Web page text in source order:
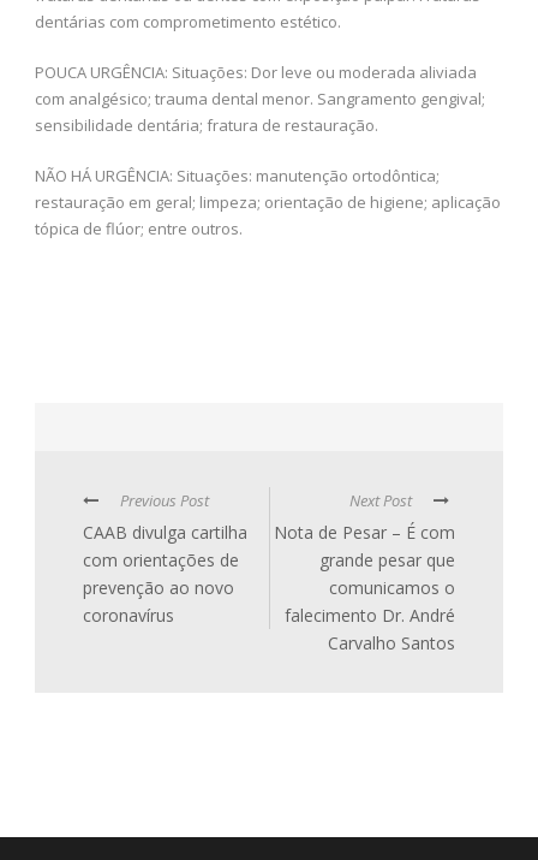
dentárias com comprometimento estético.
POUCA URGÊNCIA: Situações: Dor leve ou moderada aliviada
com analgésico; trauma dental menor. Sangramento gengival;
sensibilidade dentária; fratura de restauração.
NÃO HÁ URGÊNCIA: Situações: manutenção ortodôntica;
restauração em geral; limpeza; orientação de higiene; aplicação
tópica de flúor; entre outros.
Previous Post
CAAB divulga cartilha
com orientações de
prevenção ao novo
coronavírus
Next Post
Nota de Pesar – É com
grande pesar que
comunicamos o
falecimento Dr. André
Carvalho Santos